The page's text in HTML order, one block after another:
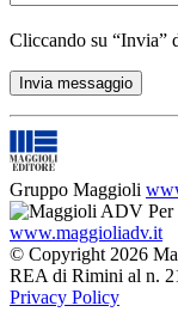
Cliccando su “Invia”
Gruppo Maggioli
www.maggioliadv.it
© Copyright 2026
REA di Rimini al n.
Privacy Policy